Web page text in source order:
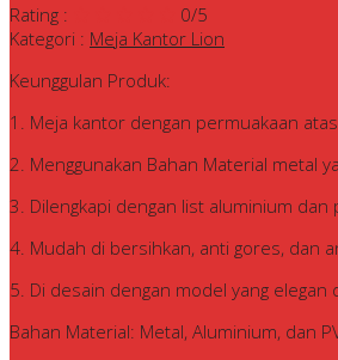
Rating : 0/5
Kategori : Meja Kantor Lion
Keunggulan Produk:
1. Meja kantor dengan permuakaan
2. Menggunakan Bahan Material metal
3. Dilengkapi dengan list aluminium dan
4. Mudah di bersihkan, anti gores, dan
5. Di desain dengan model yang elegan
Bahan Material: Metal, Aluminium, dan